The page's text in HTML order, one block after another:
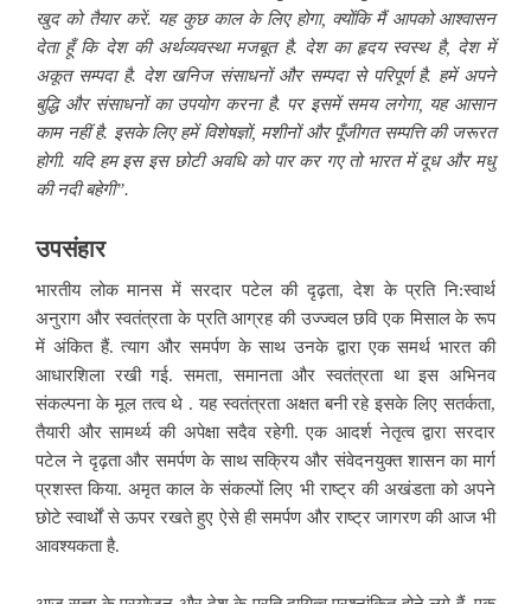
खुद को तैयार करें. यह कुछ काल के लिए होगा, क्योंकि मैं आपको आश्वासन
देता हूँ कि देश की अर्थव्यवस्था मजबूत है. देश का हृदय स्वस्थ है, देश में
अकूत सम्पदा है. देश खनिज संसाधनों और सम्पदा से परिपूर्ण है. हमें अपने
बुद्धि और संसाधनों का उपयोग करना है. पर इसमें समय लगेगा, यह आसान
काम नहीं है. इसके लिए हमें विशेषज्ञों, मशीनों और पूँजीगत सम्पत्ति की जरूरत
होगी. यदि हम इस इस छोटी अवधि को पार कर गए तो भारत में दूध और मधु
की नदी बहेगी”.
उपसंहार
भारतीय लोक मानस में सरदार पटेल की दृढ़ता, देश के प्रति नि:स्वार्थ
अनुराग और स्वतंत्रता के प्रति आग्रह की उज्ज्वल छवि एक मिसाल के रूप
में अंकित हैं. त्याग और समर्पण के साथ उनके द्वारा एक समर्थ भारत की
आधारशिला रखी गई. समता, समानता और स्वतंत्रता था इस अभिनव
संकल्पना के मूल तत्व थे . यह स्वतंत्रता अक्षत बनी रहे इसके लिए सतर्कता,
तैयारी और सामर्थ्य की अपेक्षा सदैव रहेगी. एक आदर्श नेतृत्व द्वारा सरदार
पटेल ने दृढ़ता और समर्पण के साथ सक्रिय और संवेदनयुक्त शासन का मार्ग
प्रशस्त किया. अमृत काल के संकल्पों लिए भी राष्ट्र की अखंडता को अपने
छोटे स्वार्थों से ऊपर रखते हुए ऐसे ही समर्पण और राष्ट्र जागरण की आज भी
आवश्यकता है.